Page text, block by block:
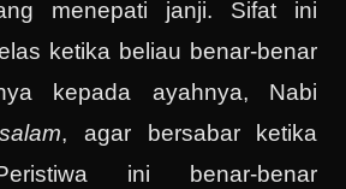
menepati janji. Sifat ini
ketika beliau benar-benar
kepada ayahnya, Nabi
, agar bersabar ketika
ini benar-benar